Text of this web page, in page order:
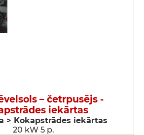
– četrpusējs -
iekārtas
> Kokapstrādes iekārtas
20 kW 5 p.